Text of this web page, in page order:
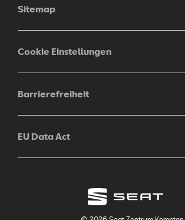
Kontaktformular
Sitemap
Cookie Einstellungen
Barrierefreiheit
EU Data Act